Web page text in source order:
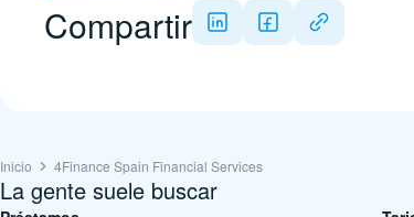
Compartir
Inicio 4Finance Spain Financial Services
La gente suele buscar